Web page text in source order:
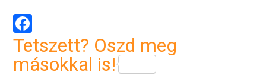
Facebook
Tetszett? Oszd meg
másokkal is!